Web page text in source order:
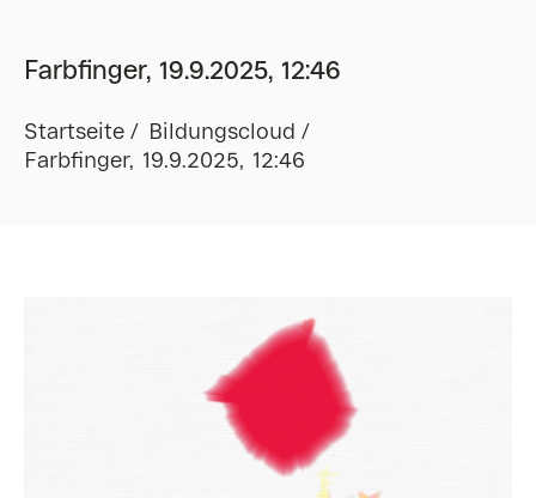
Farbfinger, 19.9.2025, 12:46
Startseite
Bildungscloud
Farbfinger, 19.9.2025, 12:46